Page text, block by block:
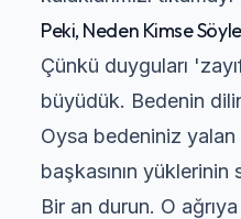
Peki, Neden Kimse
Çünkü duyguları
büyüdük. Bedenin
Oysa bedeniniz yalan
başkasının
Bir an durun. O